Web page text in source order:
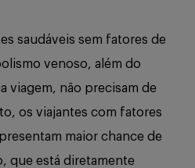
saudáveis sem fatores de
venoso, além do
viagem, não precisam de
os viajantes com fatores
maior chance de
que está diretamente